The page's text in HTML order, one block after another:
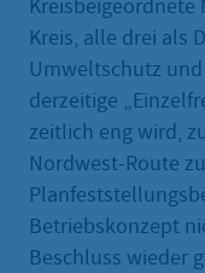
Kreisbeigeordnete
Kreis, alle drei als
Umweltschutz
derzeitige
zeitlich eng wird,
Nordwest-Route
Betriebskonzept
Beschluss wieder